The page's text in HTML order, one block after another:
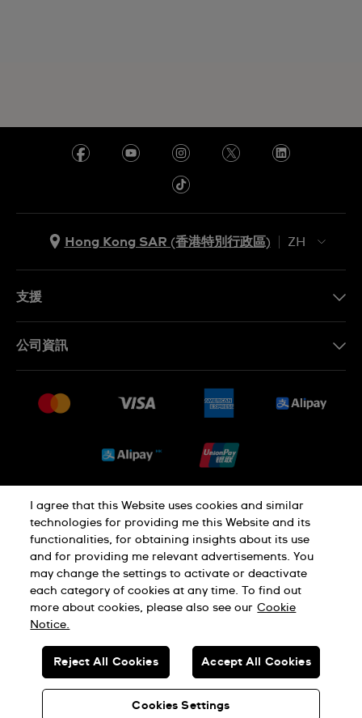
Hong Kong SAR (香港特別行政區)
ZH
支援
銷售條款
公司資訊
就業機會
使用條款
© SWATCH AG 2026.版權所有：SWISS WATCHES
I agree that this Website uses cookies and similar
technologies for providing me this Website and its
functionalities, for obtaining insights about its use
and for providing me relevant advertisements. You
may change the settings to activate or deactivate
each category of cookies at any time. To find out
more about cookies, please also see our Cookie
Notice.
Cookies Settings
Reject All Cookies Accept All Cookies